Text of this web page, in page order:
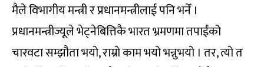
मैले विभागीय मन्त्री र प्रधानमन्त्रीलाई पनि भनेँ ।
प्रधानमन्त्रीज्यूले भेट्नेबित्तिकै भारत भ्रमणमा तपाईंको
चारवटा सम्झौता भयो, राम्रो काम भयो भन्नुभयो । तर, त्यो त